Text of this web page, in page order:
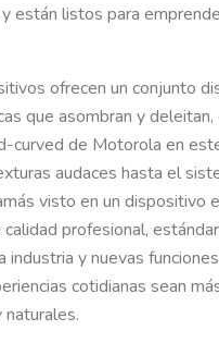
están listos para
ofrecen un conjunto
que asombran y
curved de Motorola en
audaces hasta el
visto en un dispositivo
calidad profesional,
industria y nuevas
cotidianas sean